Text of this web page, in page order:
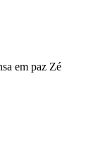
em paz Zé